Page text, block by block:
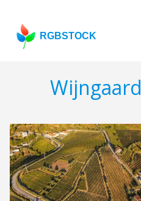
RGBSTOCK
Wijngaard